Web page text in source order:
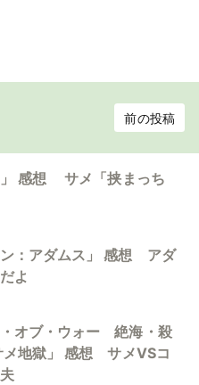
前の投稿
」 感想 サメ「挟まっち
ン：アダムス」 感想 アダ
よ
・オブ・ウォー 絶海・殺
メ地獄」 感想 サメVSコ